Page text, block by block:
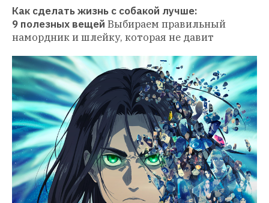
Как сделать жизнь с собакой лучше:
9 полезных вещей Выбираем правильный
намордник и шлейку, которая не давит